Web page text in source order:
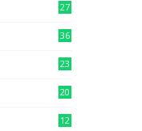
27
36
23
20
12